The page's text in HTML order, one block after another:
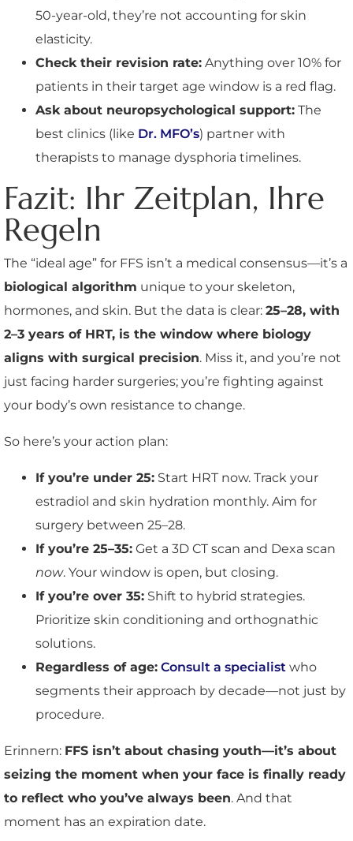
50-year-old, they’re not accounting for skin
elasticity.
Check their revision rate: Anything over 10% for
patients in their target age window is a red flag.
Ask about neuropsychological support: The
best clinics (like Dr. MFO’s) partner with
therapists to manage dysphoria timelines.
Fazit: Ihr Zeitplan, Ihre
Regeln
The “ideal age” for FFS isn’t a medical consensus—it’s a
biological algorithm unique to your skeleton,
hormones, and skin. But the data is clear: 25–28, with
2–3 years of HRT, is the window where biology
aligns with surgical precision. Miss it, and you’re not
just facing harder surgeries; you’re fighting against
your body’s own resistance to change.
So here’s your action plan:
If you’re under 25: Start HRT now. Track your
estradiol and skin hydration monthly. Aim for
surgery between 25–28.
If you’re 25–35: Get a 3D CT scan and Dexa scan
now. Your window is open, but closing.
If you’re over 35: Shift to hybrid strategies.
Prioritize skin conditioning and orthognathic
solutions.
Regardless of age: Consult a specialist who
segments their approach by decade—not just by
procedure.
Erinnern: FFS isn’t about chasing youth—it’s about
seizing the moment when your face is finally ready
to reflect who you’ve always been. And that
moment has an expiration date.